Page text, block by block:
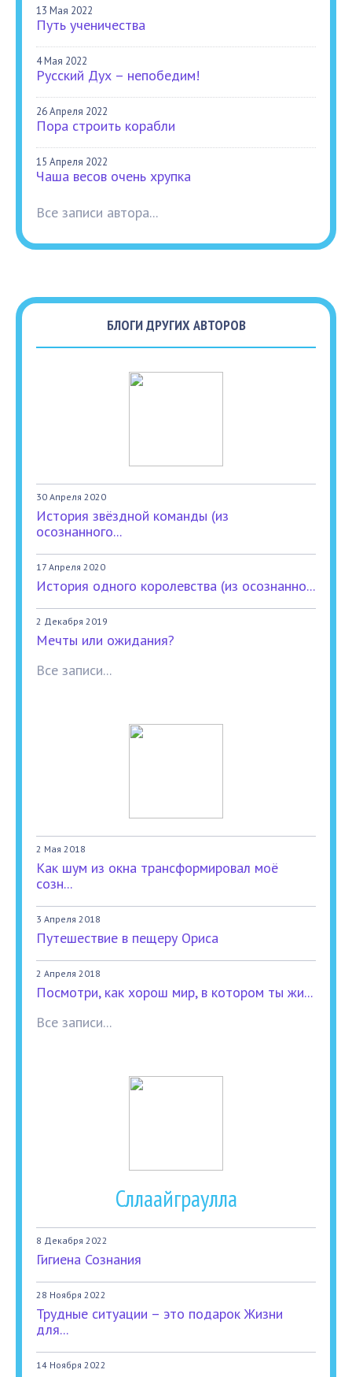
13 Мая 2022
Путь ученичества
4 Мая 2022
Русский Дух – непобедим!
26 Апреля 2022
Пора строить корабли
15 Апреля 2022
Чаша весов очень хрупка
Все записи автора...
БЛОГИ ДРУГИХ АВТОРОВ
30 Апреля 2020
История звёздной команды (из
осознанного...
17 Апреля 2020
История одного королевства (из осознанно...
2 Декабря 2019
Мечты или ожидания?
Все записи...
2 Мая 2018
Как шум из окна трансформировал моё
созн...
3 Апреля 2018
Путешествие в пещеру Ориса
2 Апреля 2018
Посмотри, как хорош мир, в котором ты жи...
Все записи...
Сллаайграулла
8 Декабря 2022
Гигиена Сознания
28 Ноября 2022
Трудные ситуации – это подарок Жизни
для...
14 Ноября 2022